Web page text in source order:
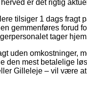
er det rigtig
tilsiger 1 dags fragt
gemmenføres forud
tager
uden omkostninger,
den mest betalelige
Gilleleje – vil være